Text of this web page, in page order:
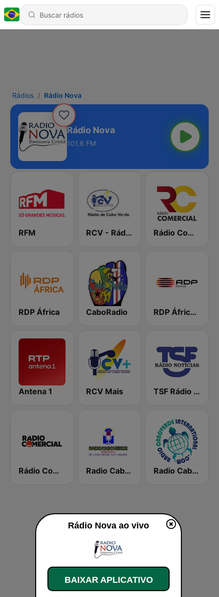
Rádios Rádio Nova
Rádio Nova
101.6 FM
RFM RCV - Rádio de Cabo Verde Rádio Comercial de Cabo Verde
RDP África CaboRadio RDP África Cabo Verde
Antena 1 RCV Mais TSF Rádio Notícias
Rádio Comercial Radio Cabo verde 80's, 90's & 00's Radio Cabo Verde International
Rádio Nova ao vivo
BAIXAR APLICATIVO